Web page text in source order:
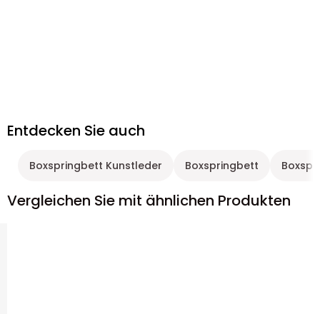
Entdecken Sie auch
Boxspringbett Kunstleder Boxspringbett
Vergleichen Sie mit ähnlichen Produkten